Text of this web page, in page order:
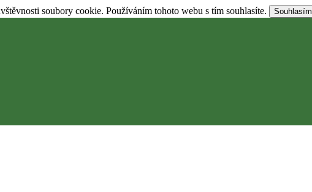
soubory cookie. Používáním tohoto webu s tím souhlasíte. Souhlasím